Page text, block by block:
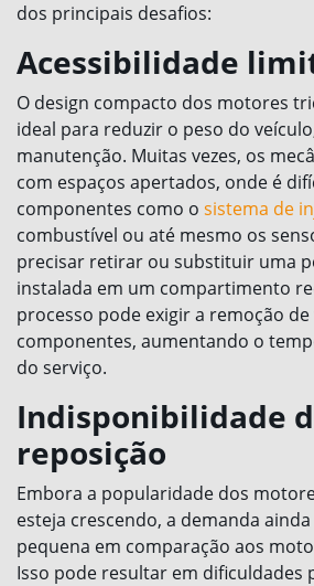
dos principais desafios:
Acessibilidade
O design compacto dos motores
ideal para reduzir o peso do
manutenção. Muitas vezes, os
com espaços apertados, onde é
componentes como o sistema de
combustível ou até mesmo os
precisar retirar ou substituir uma
instalada em um compartimento
processo pode exigir a remoção
componentes, aumentando o
do serviço.
Indisponibilidade
reposição
Embora a popularidade dos
esteja crescendo, a demanda
pequena em comparação aos
Isso pode resultar em dificuldades